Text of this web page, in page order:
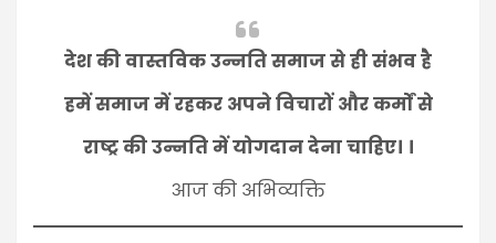
देश की वास्तविक उन्नति समाज से ही संभव है
हमें समाज में रहकर अपने विचारों और कर्मों से
राष्ट्र की उन्नति में योगदान देना चाहिए। ।
आज की अभिव्यक्ति